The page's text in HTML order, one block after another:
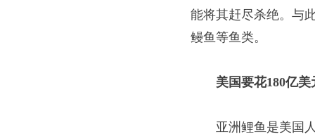
能将其赶尽杀绝。与
鳗鱼等鱼类。
美国要花180亿
亚洲鲤鱼是美国